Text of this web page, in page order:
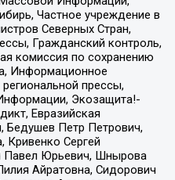
Частное учреждение в
Северных Стран,
Гражданский контроль,
комиссия по сохранению
Информационное
прессы,
Экозащита!-
Евразийская
Бедушев Петр Петрович,
Кривенко Сергей
Павел Юрьевич, Шнырова
Айратовна, Сидорович